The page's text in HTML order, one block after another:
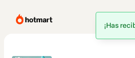
¡Has